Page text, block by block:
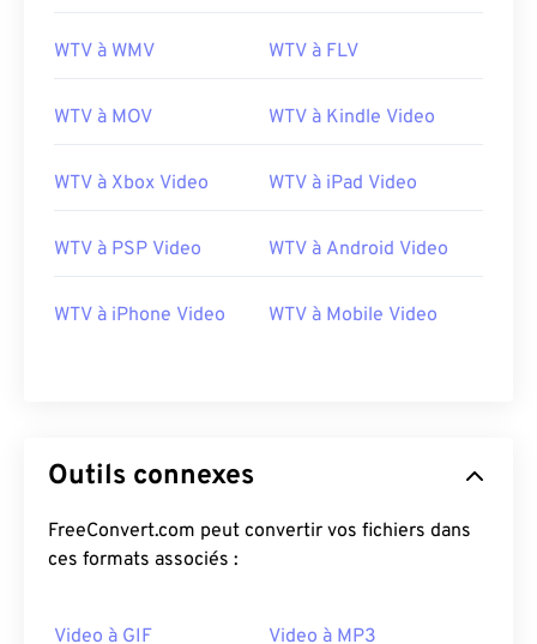
Version initiale :
https://docs.microsoft.com/en-us/previous-
WTV à WMV WTV à FLV
WTV à MOV WTV à Kindle Video
WTV à Xbox Video WTV à iPad Video
WTV à PSP Video WTV à Android Video
WTV à iPhone Video WTV à Mobile Video
Outils connexes
FreeConvert.com peut convertir vos fichiers dans
ces formats associés :
Video à GIF
Video à MP3